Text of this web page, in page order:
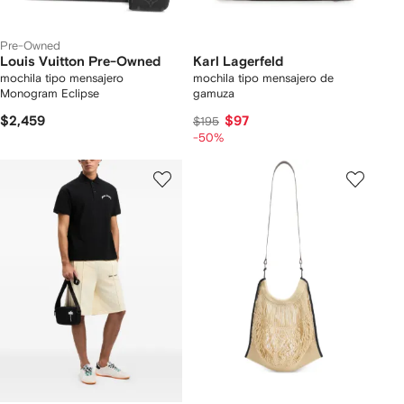
Pre-Owned
Louis Vuitton Pre-Owned
mochila tipo mensajero
Monogram Eclipse
$2,459
Karl Lagerfeld
mochila tipo mensajero de
gamuza
$195 $97
-50%